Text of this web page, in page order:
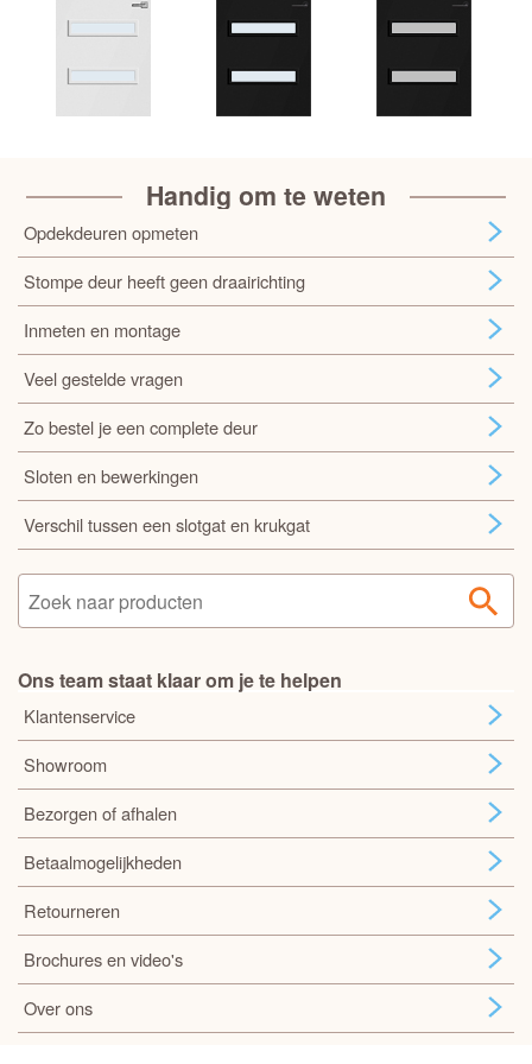
Handig om te weten
Opdekdeuren opmeten
Stompe deur heeft geen draairichting
Inmeten en montage
Veel gestelde vragen
Zo bestel je een complete deur
Sloten en bewerkingen
Verschil tussen een slotgat en krukgat
Ons team staat klaar om je te helpen
Klantenservice
Showroom
Bezorgen of afhalen
Betaalmogelijkheden
Retourneren
Brochures en video's
Over ons